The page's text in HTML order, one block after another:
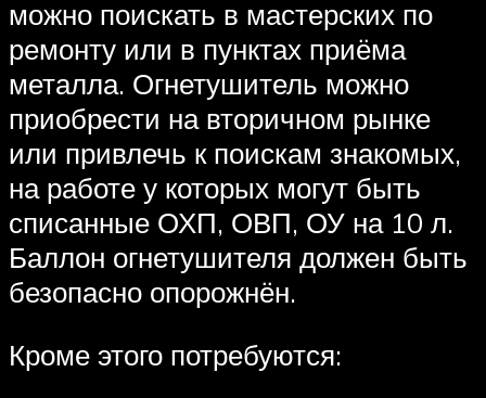
можно поискать в мастерских по
ремонту или в пунктах приёма
металла. Огнетушитель можно
приобрести на вторичном рынке
или привлечь к поискам знакомых,
на работе у которых могут быть
списанные ОХП, ОВП, ОУ на 10 л.
Баллон огнетушителя должен быть
безопасно опорожнён.
Кроме этого потребуются: